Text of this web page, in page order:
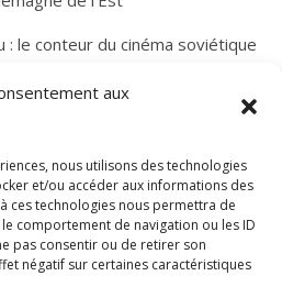
aux
nous utilisons des technologies
et/ou accéder aux informations des
ces technologies nous permettra de
comportement de navigation ou les ID
pas consentir ou de retirer son
négatif sur certaines caractéristiques
: le conteur du cinéma soviétique